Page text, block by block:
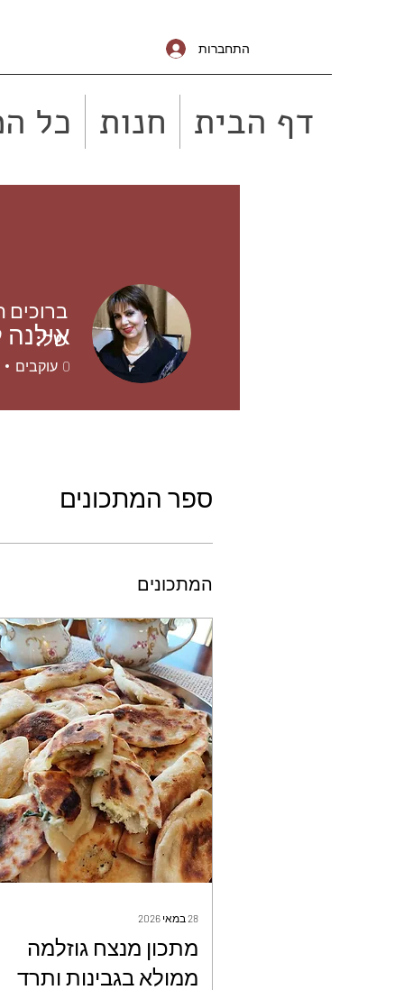
התחברות
דף הבית חנות כל
ספר המתכונים
המתכונים
28 במאי 2026
מתכון מנצח גוזלמה
ממולא בגבינות ותרד
אילנה
0 עוקבים
של: